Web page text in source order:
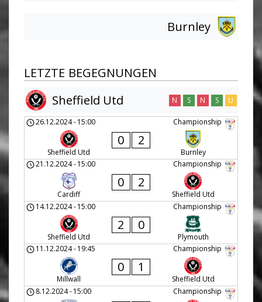
Burnley
LETZTE BEGEGNUNGEN
Sheffield Utd
N S N S U
Championship
26.12.2024-15:00
Sheffield Utd
0 2
Burnley
Championship
21.12.2024-15:00
Cardiff
0 2
Sheffield Utd
Championship
14.12.2024-15:00
Sheffield Utd
2 0
Plymouth
Championship
11.12.2024-19:45
Millwall
0 1
Sheffield Utd
Championship
8.12.2024-15:00